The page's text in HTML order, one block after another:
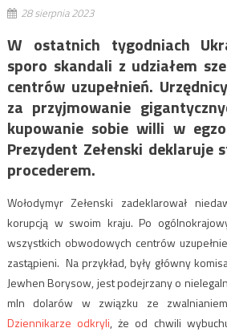
28 sierpnia 2023
W ostatnich tygodniach
sporo skandali z udziałem
centrów uzupełnień.
za przyjmowanie
kupowanie sobie willi w
Prezydent Zełenski deklaruje
procederem.
Wołodymyr Zełenski zadeklarował
korupcją w swoim kraju. Po
wszystkich obwodowych centrów
zastąpieni. Na przykład, były główny
Jewhen Borysow, jest podejrzany o
mln dolarów w związku ze
Dziennikarze odkryli, że od chwili